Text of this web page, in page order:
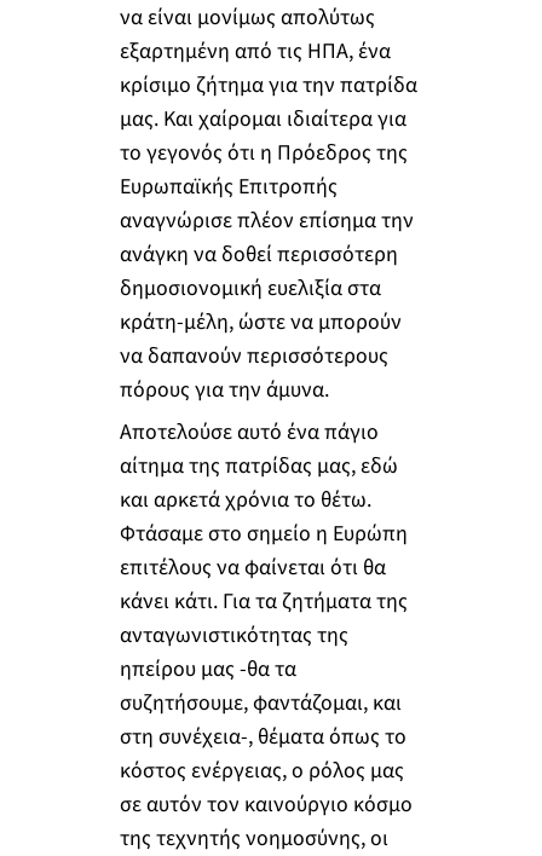
να είναι μονίμως απολύτως
εξαρτημένη από τις ΗΠΑ, ένα
κρίσιμο ζήτημα για την πατρίδα
μας. Και χαίρομαι ιδιαίτερα για
το γεγονός ότι η Πρόεδρος της
Ευρωπαϊκής Επιτροπής
αναγνώρισε πλέον επίσημα την
ανάγκη να δοθεί περισσότερη
δημοσιονομική ευελιξία στα
κράτη-μέλη, ώστε να μπορούν
να δαπανούν περισσότερους
πόρους για την άμυνα.
Αποτελούσε αυτό ένα πάγιο
αίτημα της πατρίδας μας, εδώ
και αρκετά χρόνια το θέτω.
Φτάσαμε στο σημείο η Ευρώπη
επιτέλους να φαίνεται ότι θα
κάνει κάτι. Για τα ζητήματα της
ανταγωνιστικότητας της
ηπείρου μας -θα τα
συζητήσουμε, φαντάζομαι, και
στη συνέχεια-, θέματα όπως το
κόστος ενέργειας, ο ρόλος μας
σε αυτόν τον καινούργιο κόσμο
της τεχνητής νοημοσύνης, οι